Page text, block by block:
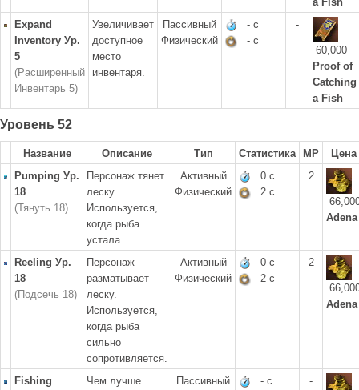
Expand
Inventory Ур.
5
(Расширенный
Инвентарь 5)
Увеличивает
доступное
место
инвентаря.
Пассивный
Физический
- с
- с
-
60,000
Proof of
Catching
a Fish
Уровень 52
Название Описание Тип Статистика MP
Цена
Pumping Ур.
18
(Тянуть 18)
Персонаж тянет
леску.
Используется,
когда рыба
устала.
Активный
Физический
0 с
2 с
2
Adena
Reeling Ур.
18
(Подсечь 18)
Персонаж
разматывает
леску.
Используется,
когда рыба
сильно
сопротивляется.
Активный
Физический
0 с
2 с
2
Adena
Fishing
Чем лучше
Пассивный
- с
-